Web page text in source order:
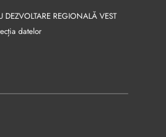
DEZVOLTARE REGIONALĂ VEST
datelor